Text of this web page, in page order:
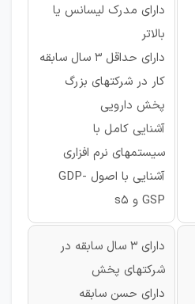
دارای مدرک لیسانس یا
بالاتر
دارای حداقل 3 سال سابقه
کار در شرکتهای بزرگ
پخش دارویی
آشنایی کامل با
سیستمهای نرم افزاری
آشنایی با اصول GDP-
GSP و s5
دارای 3 سال سابقه در
شرکتهای پخش
دارای حسن سابقه